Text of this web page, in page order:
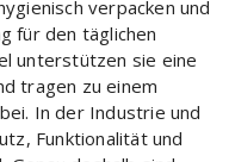
verpacken und
für den täglichen
unterstützen sie eine
tragen zu einem
In der Industrie und
Funktionalität und